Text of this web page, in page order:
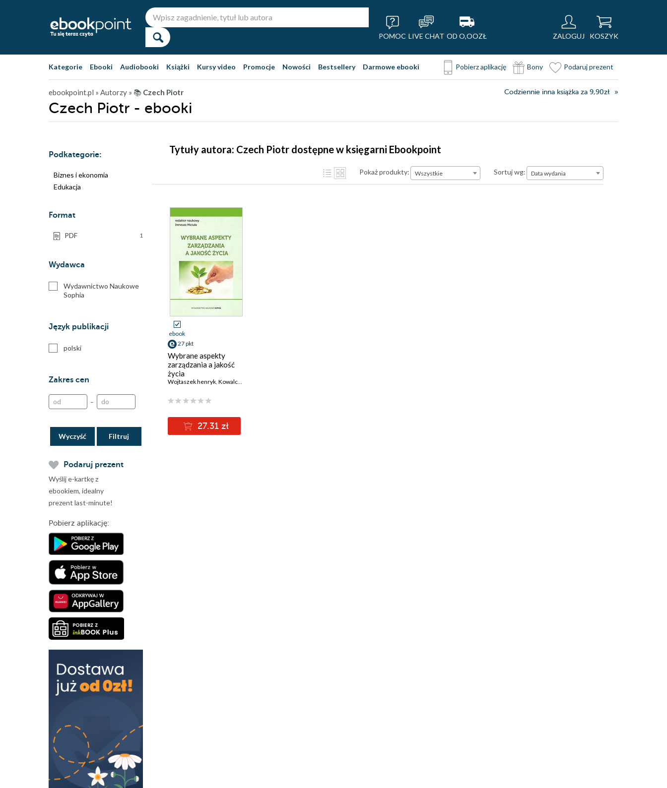
POMOC LIVE CHAT OD O,OOZŁ ZALOGUJ KOSZYK
Kategorie Ebooki Audiobooki Książki Kursy video Promocje Nowości Bestsellery Darmowe ebooki Pobierz aplikację Bony Podaruj prezent
ebookpoint.pl » Autorzy » 📚 Czech Piotr Codziennie inna książka za 9,90zł
Czech Piotr - ebooki
Podkategorie:
Biznes i ekonomia
Edukacja
Format
PDF 1
Wydawca
Wydawnictwo Naukowe
Sophia
Język publikacji
polski
Zakres cen
–
Wyczyść
Podaruj prezent
Wyślij e-kartkę z
ebookiem, idealny
prezent last-minute!
Pobierz aplikację:
Tytuły autora: Czech Piotr dostępne w księgarni Ebookpoint
Pokaż produkty: Wszystkie Sortuj wg:Data wydania
Data wydania
ebook
27 pkt
Wybrane aspekty
zarządzania a jakość
życia
Wojtaszek henryk, Kowalczyk Anna
27.31 zł